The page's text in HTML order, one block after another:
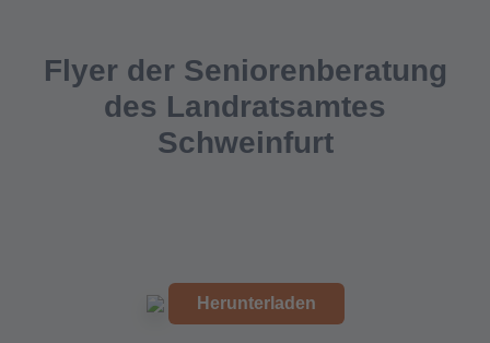
Flyer der Seniorenberatung
des Landratsamtes
Schweinfurt
Herunterladen